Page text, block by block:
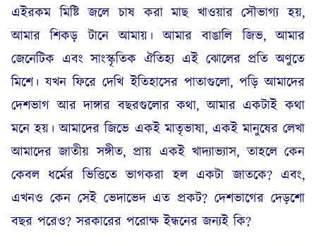
এইরকম মিষ্টি জলে চাষ করা মাছ খাওয়ার সৌভাগ্য হয়,
আমার শিকড় টানে আমায়। আমার বাঙালি জিভ, আমার
জেনেটিক এবং সাংস্কৃতিক ঐতিহ্য এই ঝোলের প্রতি অণুতে
মিশে। যখন ফিরে দেখি ইতিহাসের পাতাগুলো, পড়ি আমাদের
দেশভাগ আর দাঙ্গার বছরগুলোর কথা, আমার একটাই কথা
মনে হয়। আমাদের জিভে একই মাতৃভাষা, একই মানুষের লেখা
আমাদের জাতীয় সঙ্গীত, প্রায় একই খাদ্যাভ্যাস, তাহলে কেন
কেবল ধর্মের ভিত্তিতে ভাগকরা হল একটা জাতকে? এবং,
এখনও কেন সেই ভেদাভেদ এত প্রকট? দেশভাগের দেড়শো
বছর পরেও? সরকারের পরোক্ষ ইন্ধনের জন্যই কি?